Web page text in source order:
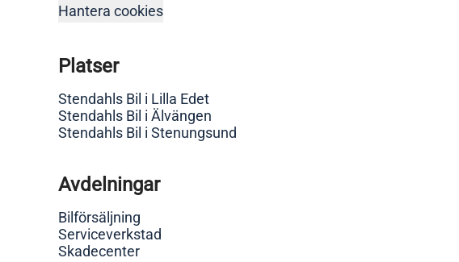
Hantera cookies
Platser
Stendahls Bil i Lilla Edet
Stendahls Bil i Älvängen
Stendahls Bil i Stenungsund
Avdelningar
Bilförsäljning
Serviceverkstad
Skadecenter